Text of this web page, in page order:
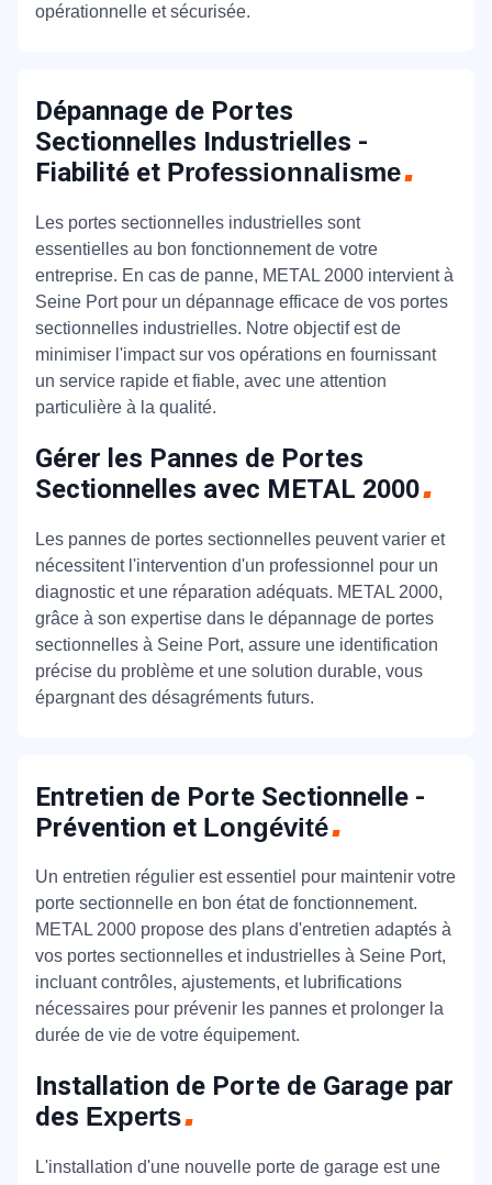
opérationnelle et sécurisée.
Dépannage de Portes
Sectionnelles Industrielles -
Fiabilité et Professionnalisme
Les portes sectionnelles industrielles sont
essentielles au bon fonctionnement de votre
entreprise. En cas de panne, METAL 2000 intervient à
Seine Port pour un dépannage efficace de vos portes
sectionnelles industrielles. Notre objectif est de
minimiser l'impact sur vos opérations en fournissant
un service rapide et fiable, avec une attention
particulière à la qualité.
Gérer les Pannes de Portes
Sectionnelles avec METAL 2000
Les pannes de portes sectionnelles peuvent varier et
nécessitent l'intervention d'un professionnel pour un
diagnostic et une réparation adéquats. METAL 2000,
grâce à son expertise dans le dépannage de portes
sectionnelles à Seine Port, assure une identification
précise du problème et une solution durable, vous
épargnant des désagréments futurs.
Entretien de Porte Sectionnelle -
Prévention et Longévité
Un entretien régulier est essentiel pour maintenir votre
porte sectionnelle en bon état de fonctionnement.
METAL 2000 propose des plans d'entretien adaptés à
vos portes sectionnelles et industrielles à Seine Port,
incluant contrôles, ajustements, et lubrifications
nécessaires pour prévenir les pannes et prolonger la
durée de vie de votre équipement.
Installation de Porte de Garage par
des Experts
L'installation d'une nouvelle porte de garage est une